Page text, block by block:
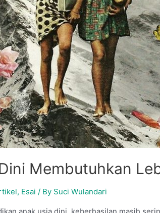
Membutuhkan
, Esai / By Suci Wulandari